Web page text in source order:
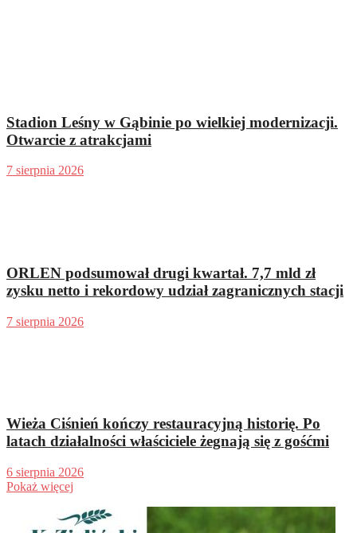
Stadion Leśny w Gąbinie po wielkiej modernizacji.
Otwarcie z atrakcjami
7 sierpnia 2026
ORLEN podsumował drugi kwartał. 7,7 mld zł
zysku netto i rekordowy udział zagranicznych stacji
7 sierpnia 2026
Wieża Ciśnień kończy restauracyjną historię. Po
latach działalności właściciele żegnają się z gośćmi
6 sierpnia 2026
Pokaż więcej